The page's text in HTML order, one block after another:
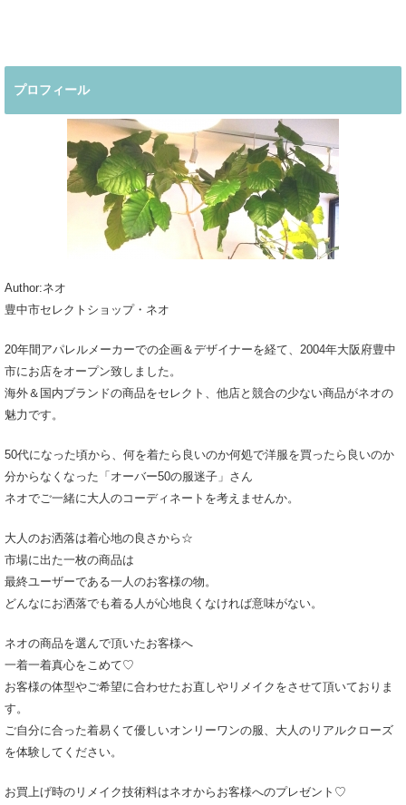
プロフィール
Author:ネオ
豊中市セレクトショップ・ネオ
20年間アパレルメーカーでの企画＆デザイナーを経て、2004年大阪府豊中
市にお店をオープン致しました。
海外＆国内ブランドの商品をセレクト、他店と競合の少ない商品がネオの
魅力です。
50代になった頃から、何を着たら良いのか何処で洋服を買ったら良いのか
分からなくなった「オーバー50の服迷子」さん
ネオでご一緒に大人のコーディネートを考えませんか。
大人のお洒落は着心地の良さから☆
市場に出た一枚の商品は
最終ユーザーである一人のお客様の物。
どんなにお洒落でも着る人が心地良くなければ意味がない。
ネオの商品を選んで頂いたお客様へ
一着一着真心をこめて♡
お客様の体型やご希望に合わせたお直しやリメイクをさせて頂いておりま
す。
ご自分に合った着易くて優しいオンリーワンの服、大人のリアルクローズ
を体験してください。
お買上げ時のリメイク技術料はネオからお客様へのプレゼント♡